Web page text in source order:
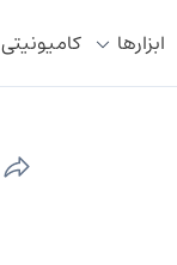
ابزار‌ها کامیونیتی